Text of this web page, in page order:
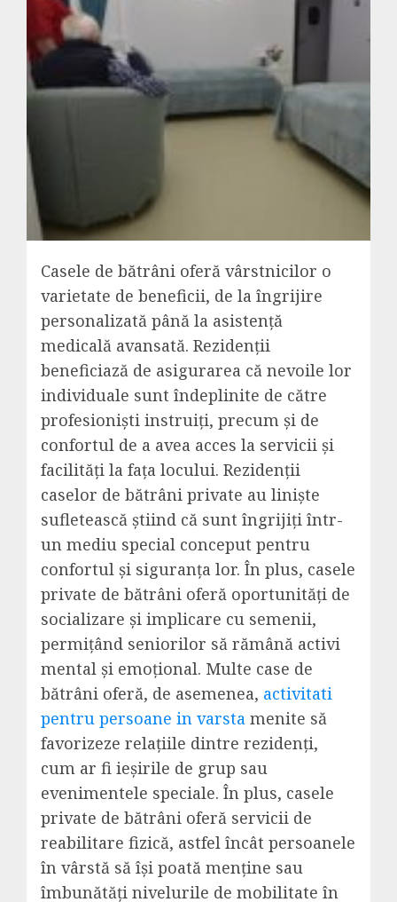
Casele de bătrâni oferă vârstnicilor o
varietate de beneficii, de la îngrijire
personalizată până la asistență
medicală avansată. Rezidenții
beneficiază de asigurarea că nevoile lor
individuale sunt îndeplinite de către
profesioniști instruiți, precum și de
confortul de a avea acces la servicii și
facilități la fața locului. Rezidenții
caselor de bătrâni private au liniște
sufletească știind că sunt îngrijiți într-
un mediu special conceput pentru
confortul și siguranța lor. În plus, casele
private de bătrâni oferă oportunități de
socializare și implicare cu semenii,
permițând seniorilor să rămână activi
mental și emoțional. Multe case de
bătrâni oferă, de asemenea, activitati
pentru persoane in varsta menite să
favorizeze relațiile dintre rezidenți,
cum ar fi ieșirile de grup sau
evenimentele speciale. În plus, casele
private de bătrâni oferă servicii de
reabilitare fizică, astfel încât persoanele
în vârstă să își poată menține sau
îmbunătăți nivelurile de mobilitate în